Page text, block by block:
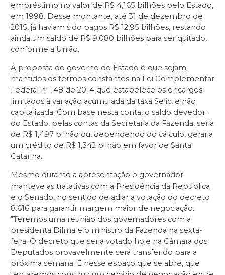
empréstimo no valor de R$ 4,165 bilhões pelo Estado,
em 1998. Desse montante, até 31 de dezembro de
2015, já haviam sido pagos R$ 12,95 bilhões, restando
ainda um saldo de R$ 9,080 bilhões para ser quitado,
conforme a União.
A proposta do governo do Estado é que sejam
mantidos os termos constantes na Lei Complementar
Federal nº 148 de 2014 que estabelece os encargos
limitados à variação acumulada da taxa Selic, e não
capitalizada. Com base nesta conta, o saldo devedor
do Estado, pelas contas da Secretaria da Fazenda, seria
de R$ 1,497 bilhão ou, dependendo do cálculo, geraria
um crédito de R$ 1,342 bilhão em favor de Santa
Catarina.
Mesmo durante a apresentação o governador
manteve as tratativas com a Presidência da República
e o Senado, no sentido de adiar a votação do decreto
8.616 para garantir margem maior de negociação.
"Teremos uma reunião dos governadores com a
presidenta Dilma e o ministro da Fazenda na sexta-
feira. O decreto que seria votado hoje na Câmara dos
Deputados provavelmente será transferido para a
próxima semana. É nesse espaço que se abre, que